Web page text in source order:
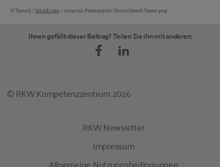
Bildquellen und Copyright-Hinweise
© TommL / iStock.com– 20191031-Praxisreport-Deutschland-Teaser.png
Ihnen gefällt dieser Beitrag? Teilen Sie ihn mit anderen:
© RKW Kompetenzzentrum 2026
RKW Newsletter
Impressum